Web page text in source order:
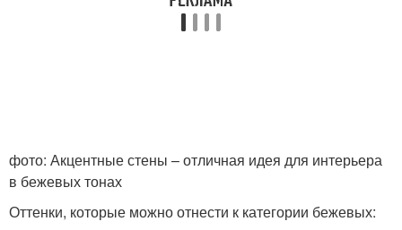
фото: Акцентные стены – отличная идея для интерьера
в бежевых тонах
Оттенки, которые можно отнести к категории бежевых: